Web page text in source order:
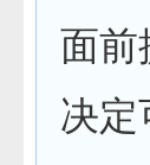
面前
决定